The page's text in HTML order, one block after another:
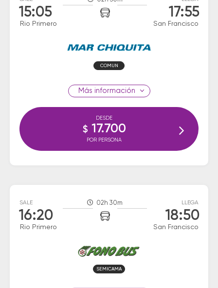
15:05
Rio Primero
17:55
San Francisco
COMUN
información
DESDE
$ 17.700
POR PERSONA
SALE
16:20
Rio Primero
02h 30m LLEGA
18:50
San Francisco
SEMICAMA